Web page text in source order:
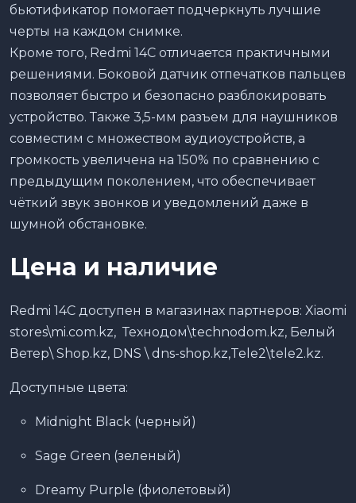
бьютификатор помогает подчеркнуть лучшие
черты на каждом снимке.
Кроме того, Redmi 14C отличается практичными
решениями. Боковой датчик отпечатков пальцев
позволяет быстро и безопасно разблокировать
устройство. Также 3,5-мм разъем для наушников
совместим с множеством аудиоустройств, а
громкость увеличена на 150% по сравнению с
предыдущим поколением, что обеспечивает
чёткий звук звонков и уведомлений даже в
шумной обстановке.
Цена и наличие
Redmi 14C доступен в магазинах партнеров: Xiaomi
stores\mi.com.kz, Технодом\technodom.kz, Белый
Ветер\ Shop.kz, DNS \ dns-shop.kz,Tele2\tele2.kz.
Доступные цвета:
Midnight Black (черный)
Sage Green (зеленый)
Dreamy Purple (фиолетовый)